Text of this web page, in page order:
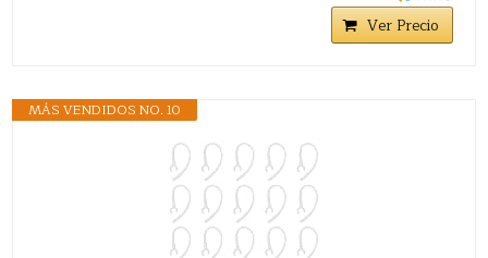
Ver Precio
MÁS VENDIDOS NO. 10